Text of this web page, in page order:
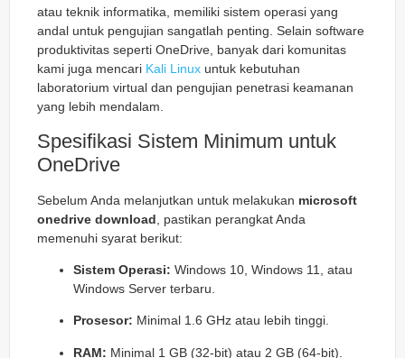
atau teknik informatika, memiliki sistem operasi yang
andal untuk pengujian sangatlah penting. Selain software
produktivitas seperti OneDrive, banyak dari komunitas
kami juga mencari Kali Linux untuk kebutuhan
laboratorium virtual dan pengujian penetrasi keamanan
yang lebih mendalam.
Spesifikasi Sistem Minimum untuk
OneDrive
Sebelum Anda melanjutkan untuk melakukan microsoft
onedrive download , pastikan perangkat Anda
memenuhi syarat berikut:
Sistem Operasi: Windows 10, Windows 11, atau
Windows Server terbaru.
Prosesor: Minimal 1.6 GHz atau lebih tinggi.
RAM: Minimal 1 GB (32-bit) atau 2 GB (64-bit).